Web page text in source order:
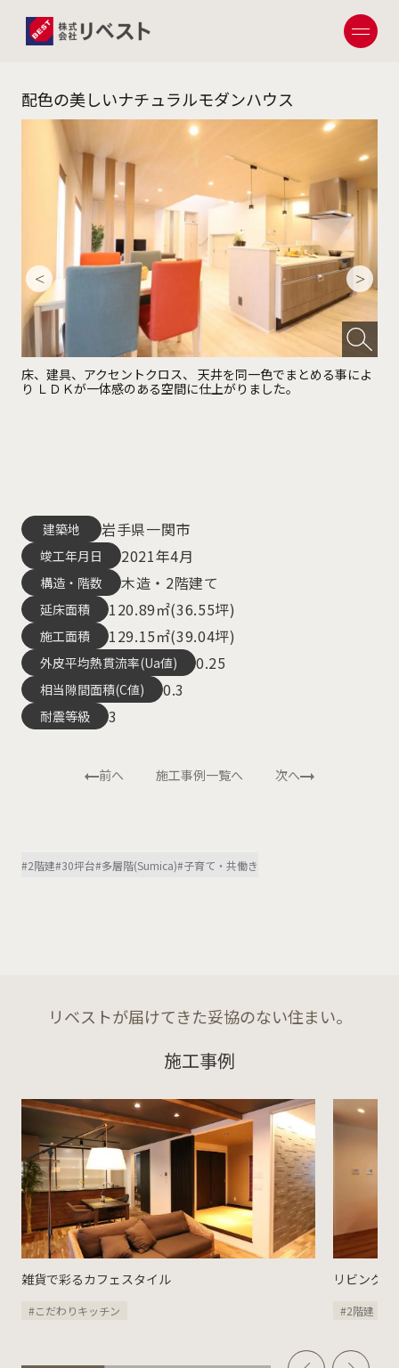
#2階建#30坪台#多層階(Sumica)#子育て・共働き
配色の美しいナチュラルモダンハウス
床、建具、アクセントクロス、 天井を同一色でまとめる事によ
り ＬＤＫが一体感のある空間に仕上がりました。
建築地 岩手県一関市
竣工年月日 2021年4月
構造・階数 木造・2階建て
延床面積 120.89㎡(36.55坪)
施工面積 129.15㎡(39.04坪)
外皮平均熱貫流率(Ua値) 0.25
相当隙間面積(C値) 0.3
耐震等級 3
前へ 施工事例一覧へ 次へ
リベストが届けてきた妥協のない住まい。
施工事例
雑貨で彩るカフェスタイル
#こだわりキッチン
リビング
#2階建